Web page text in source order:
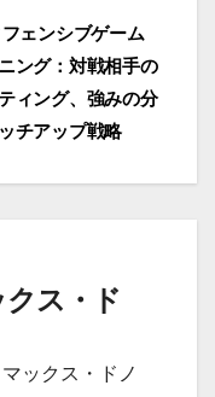
ェンシブゲーム
ング：対戦相手の
ィング、強みの分
チアップ戦略
ス・ド
ックス・ドノ